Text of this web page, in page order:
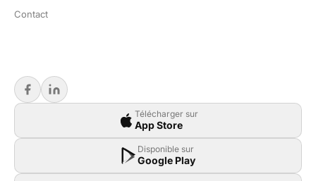
Contact
Télécharger sur
App Store
Disponible sur
Google Play